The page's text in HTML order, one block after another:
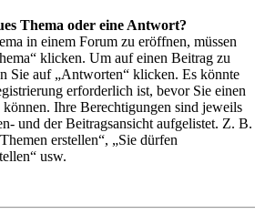
Thema oder eine Antwort?
in einem Forum zu eröffnen, müssen
klicken. Um auf einen Beitrag zu
Sie auf „Antworten“ klicken. Es könnte
erforderlich ist, bevor Sie einen
Ihre Berechtigungen sind jeweils
und der Beitragsansicht aufgelistet. Z. B.
erstellen“, „Sie dürfen
usw.